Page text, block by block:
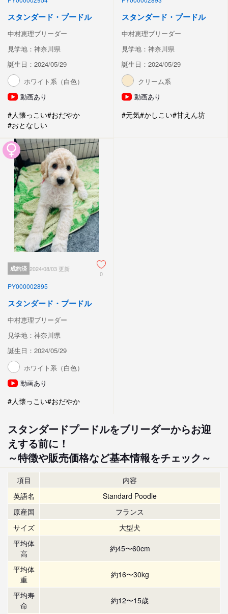
スタンダード・プードル
中村恵理ブリーダー
見学地：神奈川県
誕生日：2024/05/29
ホワイト系（白色）
動画あり
#人懐っこい#おだやか
#おとなしい
スタンダード・プードル
中村恵理ブリーダー
見学地：神奈川県
誕生日：2024/05/29
クリーム系
動画あり
#元気#かしこい#甘えん坊
成約済 2024/08/03 更新
0
PY000002895
スタンダード・プードル
中村恵理ブリーダー
見学地：神奈川県
誕生日：2024/05/29
ホワイト系（白色）
動画あり
#人懐っこい#おだやか
スタンダードプードルをブリーダーからお迎
えする前に！
～特徴や販売価格など基本情報をチェック～
項目
内容
英語名
Standard Poodle
原産国
フランス
サイズ
大型犬
平均体
高
約45〜60cm
平均体
重
約16〜30kg
平均寿
命
約12〜15歳